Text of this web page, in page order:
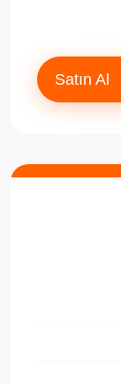
Satın Al